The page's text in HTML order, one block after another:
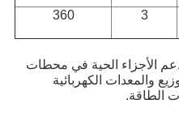
3
360
الأجزاء الحية في محطات
والمعدات الكهربائية
الطاقة.